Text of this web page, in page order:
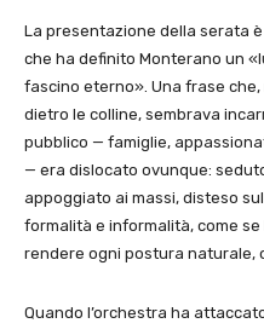
La presentazione della serata
che ha definito Monterano un
fascino eterno». Una frase
dietro le colline, sembrava
pubblico — famiglie,
— era dislocato ovunque:
appoggiato ai massi, disteso
formalità e informalità, come
rendere ogni postura naturale,
Quando l’orchestra ha